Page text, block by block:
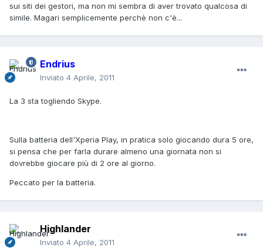
sui siti dei gestori, ma non mi sembra di aver trovato qualcosa di
simile. Magari semplicemente perchè non c'è...
Endrius
Inviato 4 Aprile, 2011
La 3 sta togliendo Skype.
Sulla batteria dell'Xperia Play, in pratica solo giocando dura 5 ore,
si pensa che per farla durare almeno una giornata non si
dovrebbe giocare più di 2 ore al giorno.
Peccato per la batteria.
Highlander
Inviato 4 Aprile, 2011